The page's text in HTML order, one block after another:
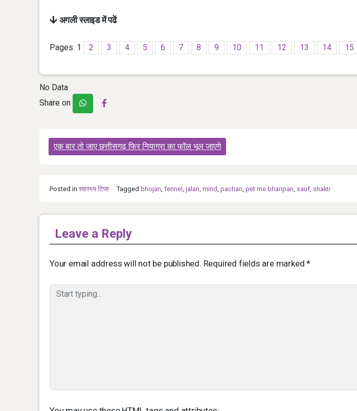
अगली स्लाइड में पढें
Pages: 1 2 3 4 5 6 7 8 9 10 11 12 13 14 15
No Data
Share on
Post
navigation
एक बार तो जाए छत्तीसगढ़ फिर नियाग्रा का फॉल भूल जाएगे
Posted in स्‍वास्‍थ्‍य टिप्‍स Tagged bhojan, fennel , jalan, mind, pachan, pet me bharipan, sauf, shakti
Leave a Reply
Your email address will not be published. Required fields are marked*